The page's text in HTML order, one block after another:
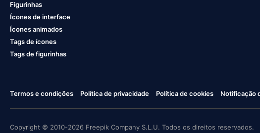
Figurinhas
Ícones de interface
Ícones animados
Tags de ícones
Tags de figurinhas
Termos e condições Política de privacidade Política de cookies Notificação
Copyright © 2010-2026 Freepik Company S.L.U. Todos os direitos reservados.